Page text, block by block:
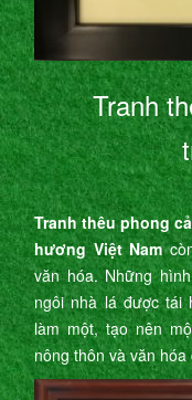
Tranh
Tranh thêu phong
hương Việt Nam
văn hóa. Những
ngôi nhà lá được tái
làm một, tạo nên
nông thôn và văn hóa